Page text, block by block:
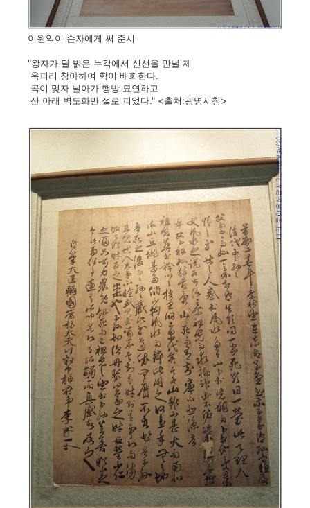
이원익이 손자에게 써 준시
"왕자가 달 밝은 누각에서 신선을 만날 제
옥피리 창아하여 학이 배회한다.
곡이 멎자 날아가 행방 묘연하고
산 아래 벽도화만 절로 피었다." <출처:광명시청>